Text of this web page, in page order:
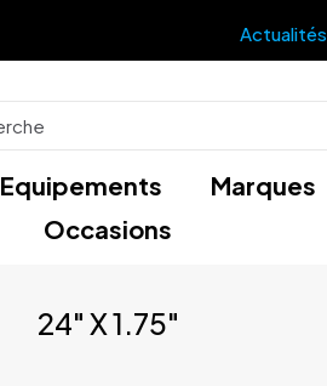
Actualités
Equipements Marques
Occasions
24" X 1.75"